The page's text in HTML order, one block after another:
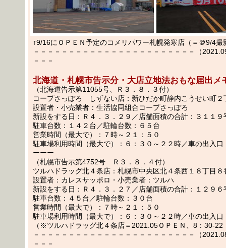
↑9/16にＯＰＥＮ予定のコメリパワー札幌発寒店（＝＠9/4撮
－－－－－－－－－－－－－－－－－－－－－－－（
－－－
北海道・札幌市告示分・大店立地法おもな届出メ
（北海道告示第11055号、Ｒ３．８．３付）
コープさっぽろ しずない店：新ひだか町静内こうせい町２
設置者・小売業者：生活協同組合コープさっぽろ
新設をする日：Ｒ４．３．２９／店舗面積の合計：３１１９
駐車台数：１４２台／駐輪台数：６５台
営業時間（最大で）：７時～２１：５０
駐車場利用時間（最大で）：６：３０～２２時／車の出入口
ーーー
（札幌市告示第4752号 Ｒ３．８．４付）
ツルハドラッグ北４条店：札幌市中央区北４条西１８丁目８
設置者：カレスサッポロ・小売業者：ツルハ
新設をする日：Ｒ４．３．２７／店舗面積の合計：１２９６
駐車台数：４５台／駐輪台数：３０台
営業時間（最大で）：７時～２１：５０
駐車場利用時間（最大で）：６：３０～２２時／車の出入口
（※ツルハドラッグ北４条店＝2021.05ＯＰＥＮ、8：30-22
－－－－－－－－－－－－－－－－－－－－－－－（
－－－